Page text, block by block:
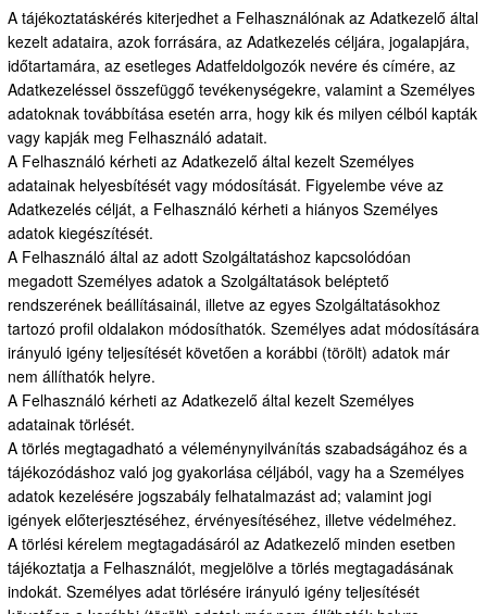
A tájékoztatáskérés kiterjedhet a Felhasználónak az Adatkezelő által
kezelt adataira, azok forrására, az Adatkezelés céljára, jogalapjára,
időtartamára, az esetleges Adatfeldolgozók nevére és címére, az
Adatkezeléssel összefüggő tevékenységekre, valamint a Személyes
adatoknak továbbítása esetén arra, hogy kik és milyen célból kapták
vagy kapják meg Felhasználó adatait.
A Felhasználó kérheti az Adatkezelő által kezelt Személyes
adatainak helyesbítését vagy módosítását. Figyelembe véve az
Adatkezelés célját, a Felhasználó kérheti a hiányos Személyes
adatok kiegészítését.
A Felhasználó által az adott Szolgáltatáshoz kapcsolódóan
megadott Személyes adatok a Szolgáltatások beléptető
rendszerének beállításainál, illetve az egyes Szolgáltatásokhoz
tartozó profil oldalakon módosíthatók. Személyes adat módosítására
irányuló igény teljesítését követően a korábbi (törölt) adatok már
nem állíthatók helyre.
A Felhasználó kérheti az Adatkezelő által kezelt Személyes
adatainak törlését.
A törlés megtagadható a véleménynyilvánítás szabadságához és a
tájékozódáshoz való jog gyakorlása céljából, vagy ha a Személyes
adatok kezelésére jogszabály felhatalmazást ad; valamint jogi
igények előterjesztéséhez, érvényesítéséhez, illetve védelméhez.
A törlési kérelem megtagadásáról az Adatkezelő minden esetben
tájékoztatja a Felhasználót, megjelölve a törlés megtagadásának
indokát. Személyes adat törlésére irányuló igény teljesítését